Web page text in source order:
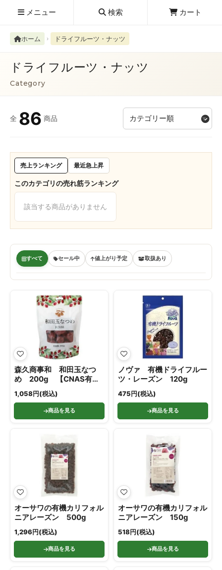
メニュー 検索 カート
検索履歴
ホーム ドライフルーツ・ナッツ
ドライフルーツ・ナッツ
Category
全 86 商品
このカテゴリの売れ筋ランキング
売上ランキング 最近急上昇
該当する商品がありません
すべて セール中 値上がり予定 取扱あり
森久商事和 和田玉なつ
め 200g 【CNAS有機
認証】
1,058円(税込)
商品を見る
ノヴァ 有機ドライフルー
ツ・レーズン 120g
475円(税込)
商品を見る
オーサワの有機カリフォル
ニアレーズン 500g
1,296円(税込)
商品を見る
オーサワの有機カリフォル
ニアレーズン 150g
518円(税込)
商品を見る